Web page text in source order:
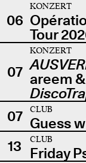
06
KONZERT
Tour
07
KONZERT
areem
07
CLUB
Guess
13
CLUB
Friday